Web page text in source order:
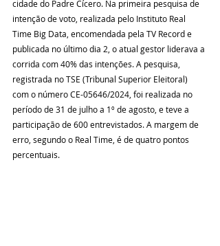
cidade do Padre Cícero. Na primeira pesquisa de
intenção de voto, realizada pelo Instituto Real
Time Big Data, encomendada pela TV Record e
publicada no último dia 2, o atual gestor liderava a
corrida com 40% das intenções. A pesquisa,
registrada no TSE (Tribunal Superior Eleitoral)
com o número CE-05646/2024, foi realizada no
período de 31 de julho a 1º de agosto, e teve a
participação de 600 entrevistados. A margem de
erro, segundo o Real Time, é de quatro pontos
percentuais.